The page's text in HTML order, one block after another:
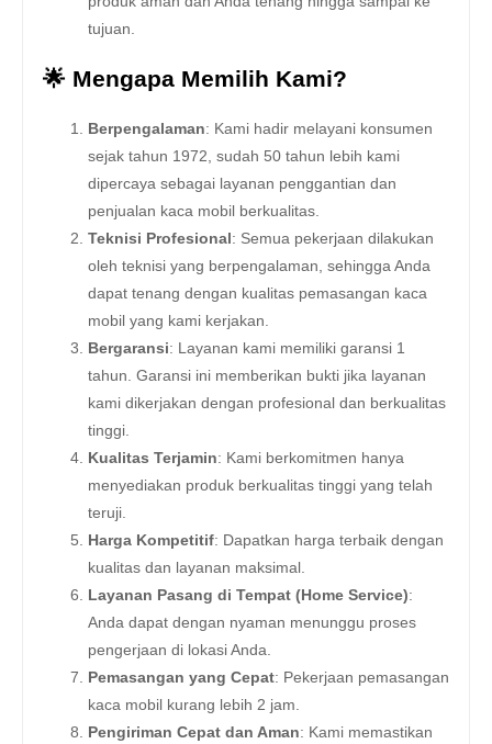
tujuan.
🌟 Mengapa Memilih Kami?
Berpengalaman: Kami hadir melayani konsumen
sejak tahun 1972, sudah 50 tahun lebih kami
dipercaya sebagai layanan penggantian dan
penjualan kaca mobil berkualitas.
Teknisi Profesional : Semua pekerjaan dilakukan
oleh teknisi yang berpengalaman, sehingga Anda
dapat tenang dengan kualitas pemasangan kaca
mobil yang kami kerjakan.
Bergaransi: Layanan kami memiliki garansi 1
tahun. Garansi ini memberikan bukti jika layanan
kami dikerjakan dengan profesional dan berkualitas
tinggi.
Kualitas Terjamin: Kami berkomitmen hanya
menyediakan produk berkualitas tinggi yang telah
teruji.
Harga Kompetitif: Dapatkan harga terbaik dengan
kualitas dan layanan maksimal.
Layanan Pasang di Tempat (Home Service):
Anda dapat dengan nyaman menunggu proses
pengerjaan di lokasi Anda.
Pemasangan yang Cepat: Pekerjaan pemasangan
kaca mobil kurang lebih 2 jam.
Pengiriman Cepat dan Aman: Kami memastikan